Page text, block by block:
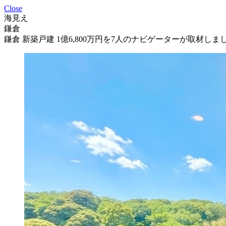
Close
海見え
鎌倉
鎌倉 新築戸建 1億6,800万円を7人のナビゲーターが取材しま